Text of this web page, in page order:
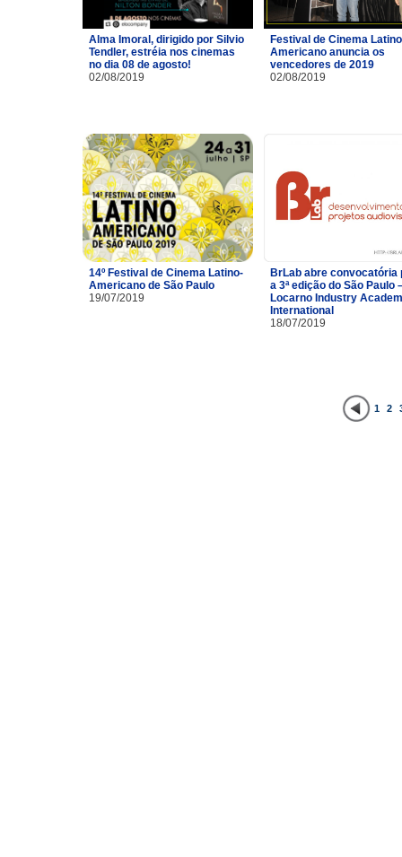
Alma Imoral, dirigido por Silvio
Tendler, estréia nos cinemas
no dia 08 de agosto!
02/08/2019
Festival de Cinema
Americano anuncia os
vencedores de 2019
02/08/2019
14º Festival de Cinema Latino-
Americano de São Paulo
19/07/2019
BrLab abre convocatória
a 3ª edição do São Paulo
Locarno Industry
International
18/07/2019
1 2